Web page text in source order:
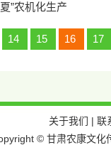
”农机化生产
14 15 16 17
关于我们 | 联
© 甘肃农康文化